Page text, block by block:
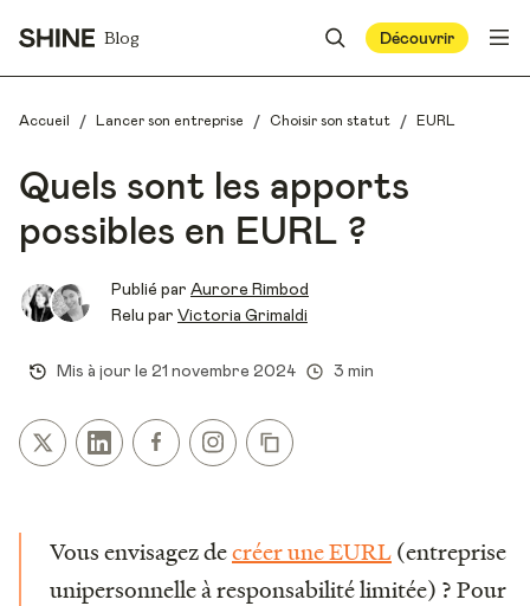
Blog Découvrir
Accueil / Lancer son entreprise / Choisir son statut / EURL
Quels sont les apports
possibles en EURL ?
Publié par Aurore Rimbod
Relu par Victoria Grimaldi
Mis à jour le 21 novembre 2024 3 min
Vous envisagez decréer une EURL(entreprise
unipersonnelle à responsabilité limitée) ? Pour